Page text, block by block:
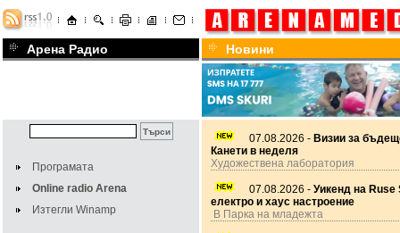
Арена Радио Новини
Програмата
Online radio Arena
Изтегли Winamp
07.08.2026 - Визии за
Канети в неделя
Художествена лаборатория
07.08.2026 - Уикенд на Ruse
електро и хаус настроение
В Парка на младежта